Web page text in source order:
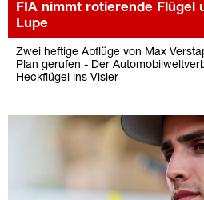
FIA nimmt rotierende Flügel
Lupe
Zwei heftige Abflüge von Max
Plan gerufen - Der
Heckflügel ins Visier